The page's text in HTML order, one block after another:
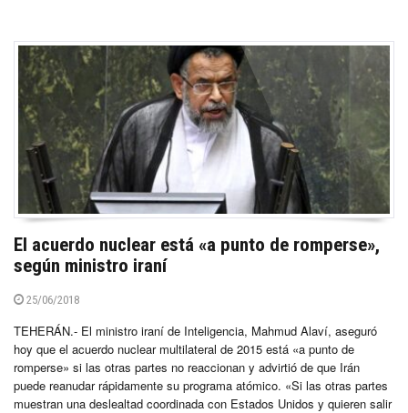
El acuerdo nuclear está «a punto de romperse»,
según ministro iraní
25/06/2018
TEHERÁN.- El ministro iraní de Inteligencia, Mahmud Alaví, aseguró
hoy que el acuerdo nuclear multilateral de 2015 está «a punto de
romperse» si las otras partes no reaccionan y advirtió de que Irán
puede reanudar rápidamente su programa atómico. «Si las otras partes
muestran una deslealtad coordinada con Estados Unidos y quieren salir